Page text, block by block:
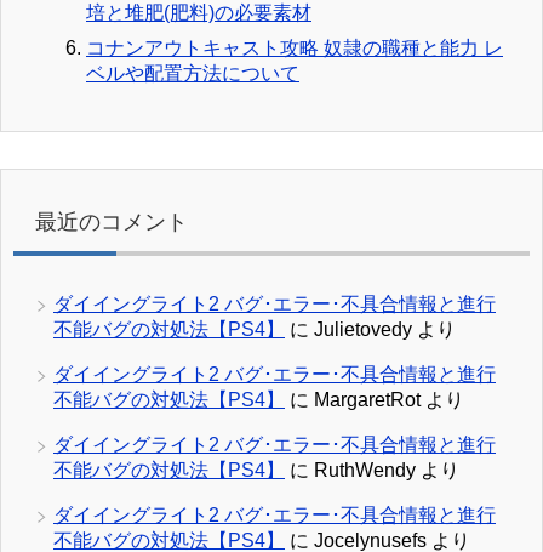
培と堆肥(肥料)の必要素材
コナンアウトキャスト攻略 奴隷の職種と能力 レ
ベルや配置方法について
最近のコメント
ダイイングライト2 バグ･エラー･不具合情報と進行
不能バグの対処法【PS4】
に Julietovedy より
ダイイングライト2 バグ･エラー･不具合情報と進行
不能バグの対処法【PS4】
に MargaretRotより
ダイイングライト2 バグ･エラー･不具合情報と進行
不能バグの対処法【PS4】
に RuthWendy より
ダイイングライト2 バグ･エラー･不具合情報と進行
不能バグの対処法【PS4】
に Jocelynusefs より